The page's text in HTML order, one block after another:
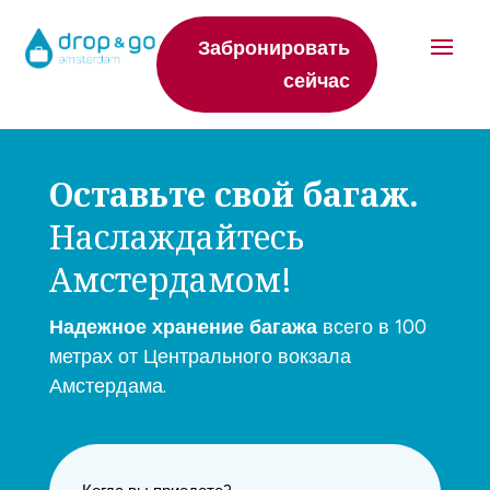
Забронировать
сейчас
Оставьте свой багаж.
Наслаждайтесь
Амстердамом!
Надежное хранение багажавсего в 100
метрах от Центрального вокзала
Амстердама.